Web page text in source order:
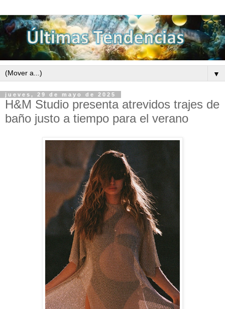
▼
jueves, 29 de mayo de 2025
H&M Studio presenta atrevidos trajes de
baño justo a tiempo para el verano